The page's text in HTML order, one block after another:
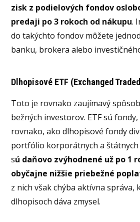
zisk z podielových fondov
predaji po 3 rokoch od nákupu.
do takýchto fondov môžete
banku, brokera alebo
Dlhopisové ETF (Exchanged
Toto je rovnako zaujímavý
bežných investorov. ETF sú
rovnako, ako dlhopisové fondy
portfólio korporátnych a štátnych
sú daňovo zvýhodnené už po 1
obyčajne nižšie priebežné
z nich však chýba aktívna
dlhopisoch dáva zmysel.